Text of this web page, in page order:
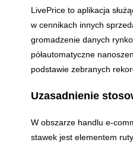
LivePrice to aplikacja
w cennikach innych
gromadzenie danych
półautomatyczne
podstawie zebranych
Uzasadnienie
W obszarze handlu e-
stawek jest elementem